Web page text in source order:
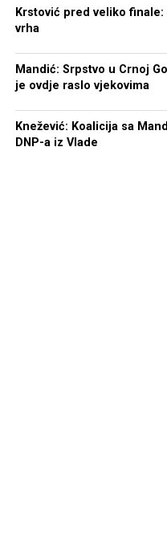
Krstović pred veliko
vrha
Mandić: Srpstvo u Crnoj
je ovdje raslo vjekovima
Knežević: Koalicija sa
DNP-a iz Vlade